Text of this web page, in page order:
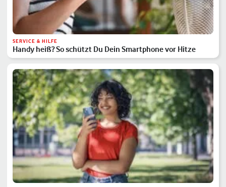
SERVICE & HILFE
Handy heiß? So schützt Du Dein Smartphone vor Hitze